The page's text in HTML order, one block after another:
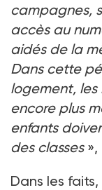
campagnes,
accès au
aidés de la
Dans cette
logement, les
encore plus
enfants
des classes»,
Dans les